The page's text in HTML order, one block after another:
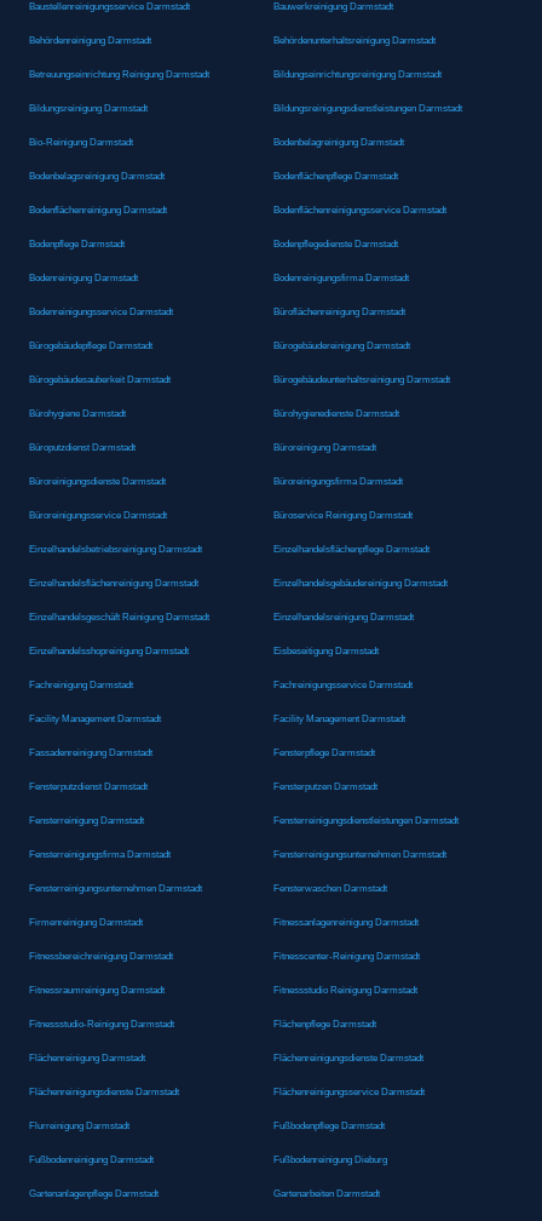
Baustellenreinigungsservice Darmstadt Bauwerkreinigung Darmstadt
Behördenreinigung Darmstadt Behördenunterhaltsreinigung Darmstadt
Betreuungseinrichtung Reinigung Darmstadt Bildungseinrichtungsreinigung Darmstadt
Bildungsreinigung Darmstadt Bildungsreinigungsdienstleistungen Darmstadt
Bio-Reinigung Darmstadt Bodenbelagreinigung Darmstadt
Bodenbelagsreinigung Darmstadt Bodenflächenpflege Darmstadt
Bodenflächenreinigung Darmstadt Bodenflächenreinigungsservice Darmstadt
Bodenpflege Darmstadt Bodenpflegedienste Darmstadt
Bodenreinigung Darmstadt Bodenreinigungsfirma Darmstadt
Bodenreinigungsservice Darmstadt Büroflächenreinigung Darmstadt
Bürogebäudepflege Darmstadt Bürogebäudereinigung Darmstadt
Bürogebäudesauberkeit Darmstadt Bürogebäudeunterhaltsreinigung Darmstadt
Bürohygiene Darmstadt Bürohygienedienste Darmstadt
Büroputzdienst Darmstadt Büroreinigung Darmstadt
Büroreinigungsdienste Darmstadt Büroreinigungsfirma Darmstadt
Büroreinigungsservice Darmstadt Büroservice Reinigung Darmstadt
Einzelhandelsbetriebsreinigung Darmstadt Einzelhandelsflächenpflege Darmstadt
Einzelhandelsflächenreinigung Darmstadt Einzelhandelsgebäudereinigung Darmstadt
Einzelhandelsgeschäft Reinigung Darmstadt Einzelhandelsreinigung Darmstadt
Einzelhandelsshopreinigung Darmstadt Eisbeseitigung Darmstadt
Fachreinigung Darmstadt Fachreinigungsservice Darmstadt
Facility Management Darmstadt Facility Management Darmstadt
Fassadenreinigung Darmstadt Fensterpflege Darmstadt
Fensterputzdienst Darmstadt Fensterputzen Darmstadt
Fensterreinigung Darmstadt Fensterreinigungsdienstleistungen Darmstadt
Fensterreinigungsfirma Darmstadt Fensterreinigungsunternehmen Darmstadt
Fensterreinigungsunternehmen Darmstadt Fensterwaschen Darmstadt
Firmenreinigung Darmstadt Fitnessanlagenreinigung Darmstadt
Fitnessbereichreinigung Darmstadt Fitnesscenter-Reinigung Darmstadt
Fitnessraumreinigung Darmstadt Fitnessstudio Reinigung Darmstadt
Fitnessstudio-Reinigung Darmstadt Flächenpflege Darmstadt
Flächenreinigung Darmstadt Flächenreinigungsdienste Darmstadt
Flächenreinigungsdienste Darmstadt Flächenreinigungsservice Darmstadt
Flurreinigung Darmstadt Fußbodenpflege Darmstadt
Fußbodenreinigung Darmstadt Fußbodenreinigung Dieburg
Gartenanlagenpflege Darmstadt Gartenarbeiten Darmstadt